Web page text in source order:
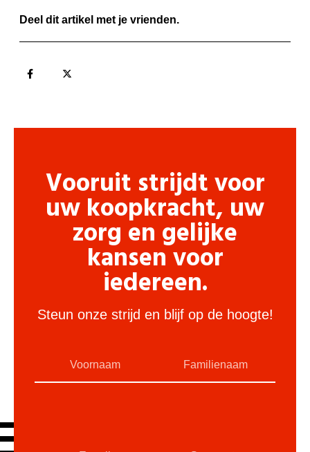
Deel dit artikel met je vrienden.
Vooruit strijdt voor
uw koopkracht, uw
zorg en gelijke
kansen voor
iedereen.
Steun onze strijd en blijf op de hoogte!